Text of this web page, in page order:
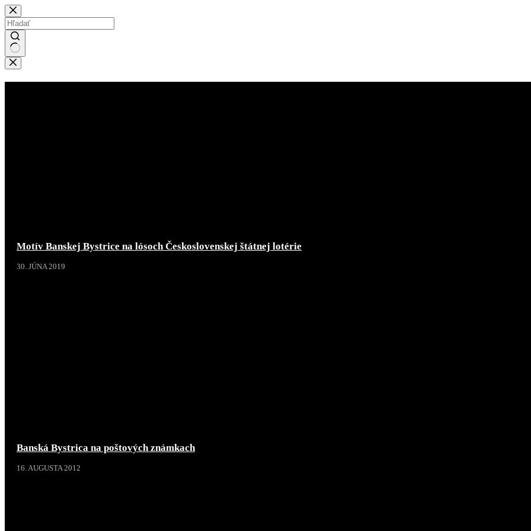
Skip
to
content
No
results
Motív Banskej Bystrice na lósoch Československej štátnej lotérie
30. JÚNA 2019
Banská Bystrica na poštových známkach
16. AUGUSTA 2012